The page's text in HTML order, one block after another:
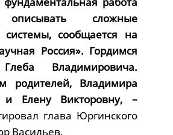
описывать сложные
системы, сообщается на
Россия». Гордимся
Владимировича.
родителей, Владимира
и Елену Викторовну, –
глава Юргинского
Васильев.